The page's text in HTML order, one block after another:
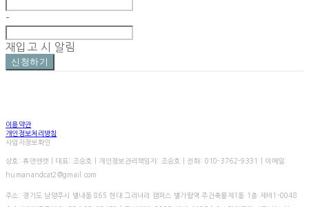
-
재입고 시 알림
신청하기
이용약관
개인정보처리방침
사업자정보확인
상호: 휴먼앤캣 | 대표: 조승호 | 개인정보관리책임자: 조승호 | 전화: 010-3762-9331 | 이메일:
humanandcat2@gmail.com
주소: 경기도 남양주시 별내동 865 현대 그리너리 캠퍼스 별가람역 주건축물제1동 1층 제비1-0048